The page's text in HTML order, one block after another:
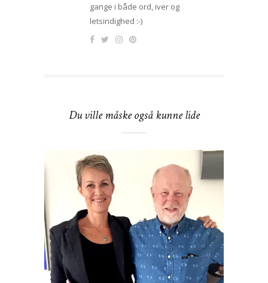
gange i både ord, iver og
letsindighed :-)
Du ville måske også kunne lide